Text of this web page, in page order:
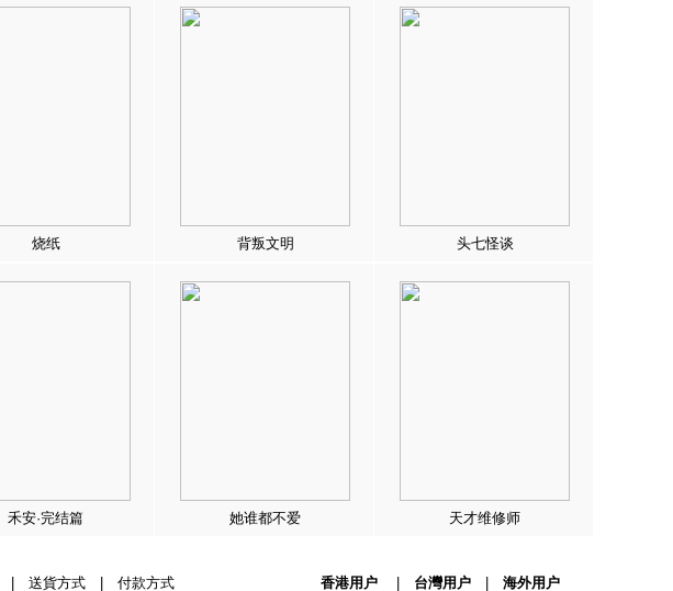
烧纸 背叛文明 头七怪谈
禾安·完结篇 她谁都不爱 天才维修师
送貨方式| 付款方式 香港用户| 台灣用户| 海外用户